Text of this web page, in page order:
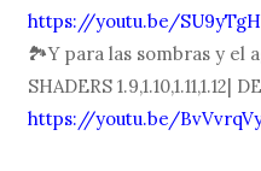
https://youtu.be/
🏞Y para las sombras y el
SHADERS
https://youtu.be/